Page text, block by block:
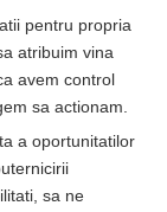
pentru propria
atribuim vina
avem control
sa actionam.
a oportunitatilor
sa ne